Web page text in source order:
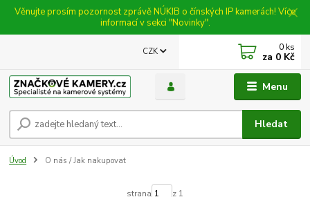
Věnujte prosím pozornost zprávě NÚKIB o čínských IP kamerách! Více
informací v sekci "Novinky".
Menu
CZK
Hledat
0 ks
za 0 Kč
Úvod O nás / Jak nakupovat
strana z 1